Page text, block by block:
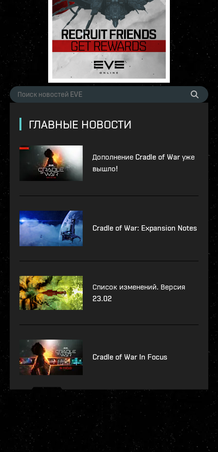
ГЛАВНЫЕ НОВОСТИ
Дополнение Cradle of War уже
вышло!
Cradle of War: Expansion Notes
Список изменений. Версия
23.02
Cradle of War In Focus